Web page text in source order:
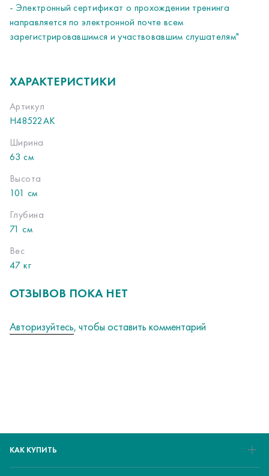
- Электронный сертификат о прохождении тренинга
направляется по электронной почте всем
зарегистрировавшимся и участвовавшим слушателям"
ХАРАКТЕРИСТИКИ
Артикул
H48522AK
Ширина
63 см
Высота
101 см
Глубина
71 см
Вес
47 кг
ОТЗЫВОВ ПОКА НЕТ
Авторизуйтесь, чтобы оставить комментарий
КАК КУПИТЬ